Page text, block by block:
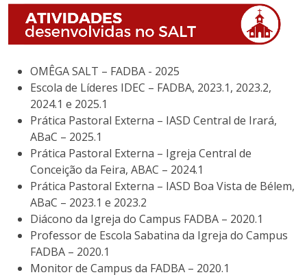
OMÊGA SALT – FADBA - 2025
Escola de Líderes IDEC – FADBA, 2023.1, 2023.2,
2024.1 e 2025.1
Prática Pastoral Externa – IASD Central de Irará,
ABaC – 2025.1
Prática Pastoral Externa – Igreja Central de
Conceição da Feira, ABAC – 2024.1
Prática Pastoral Externa – IASD Boa Vista de Bélem,
ABaC – 2023.1 e 2023.2
Diácono da Igreja do Campus FADBA – 2020.1
Professor de Escola Sabatina da Igreja do Campus
FADBA – 2020.1
Monitor de Campus da FADBA – 2020.1